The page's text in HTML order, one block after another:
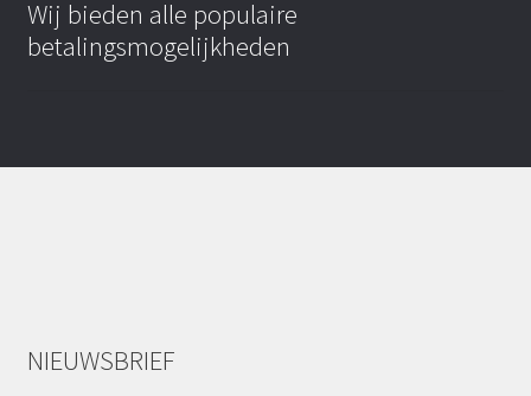
Wij bieden alle populaire
betalingsmogelijkheden
NIEUWSBRIEF